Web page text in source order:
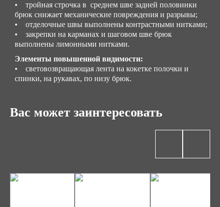
• тройная строчка в среднем шве задней половинки
брюк снижает механические повреждения и разрывы;
• отделочные швы выполнены контрастными нитками;
• закрепки на карманах и шаговом шве брюк
выполнены лимонными нитками.
Элементы повышенной видимости:
• световозвращающая лента на кокетке полочки и
спинки, на рукавах, по низу брюк.
Вас может заинтересовать